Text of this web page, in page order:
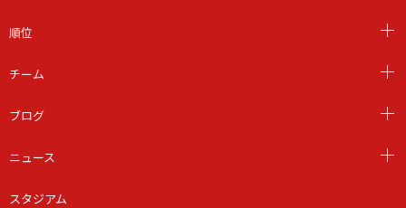
順位
チーム
ブログ
ニュース
スタジアム